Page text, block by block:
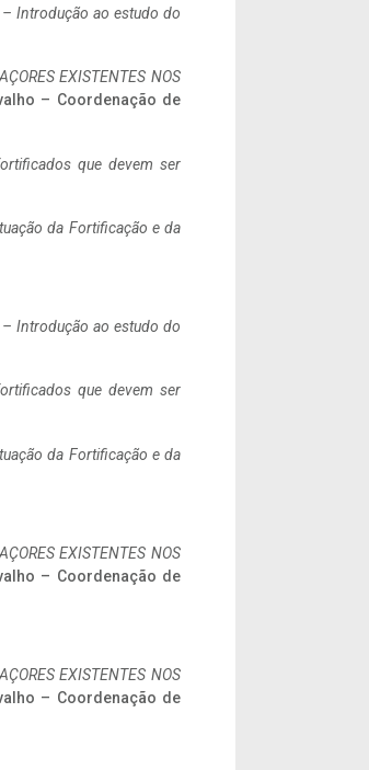
Introdução ao estudo do
EXISTENTES NOS
– Coordenação de
que devem ser
da Fortificação e da
Introdução ao estudo do
que devem ser
da Fortificação e da
EXISTENTES NOS
– Coordenação de
EXISTENTES NOS
– Coordenação de